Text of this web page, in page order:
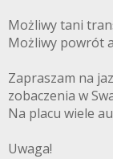
Możliwy tani
Możliwy powrót
Zapraszam na
zobaczenia w
Na placu wiele
Uwaga!